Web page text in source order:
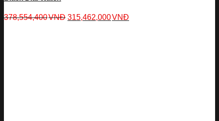
378,554,400VNĐ 315,462,000VNĐ